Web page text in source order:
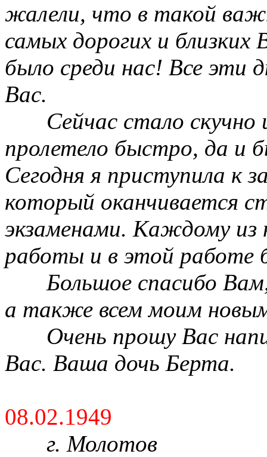
жалели, что в такой
самых дорогих и
было среди нас! Все эти
Вас.
Сейчас стало
пролетело быстро, да и
Сегодня я приступила к
который оканчивается
экзаменами. Каждому из
работы и в этой работе
Большое спасибо
а также всем моим
Очень прошу Вас
Вас. Ваша дочь Берта.
08.02.1949
г. Молотов